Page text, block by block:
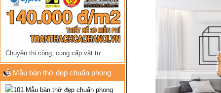
Chuyên thi công, cung cấp vật tư
Mẫu bàn thờ đẹp chuẩn phong
thủy